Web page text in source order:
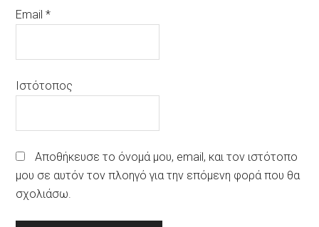
Email*
Ιστότοπος
Αποθήκευσε το όνομά μου, email, και τον ιστότοπο
μου σε αυτόν τον πλοηγό για την επόμενη φορά που θα
σχολιάσω.